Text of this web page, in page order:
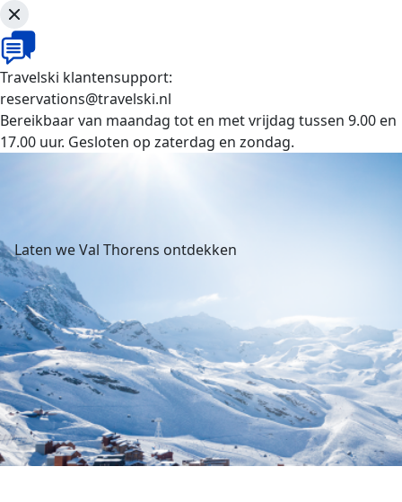
Travelski klantensupport:
reservations@travelski.nl
Bereikbaar van maandag tot en met vrijdag tussen 9.00 en
17.00 uur. Gesloten op zaterdag en zondag.
Laten we Val Thorens ontdekken